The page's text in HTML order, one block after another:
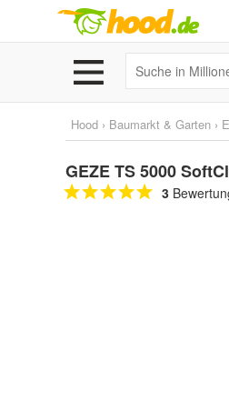
Hood › Baumarkt & Garten ›
GEZE TS 5000
3